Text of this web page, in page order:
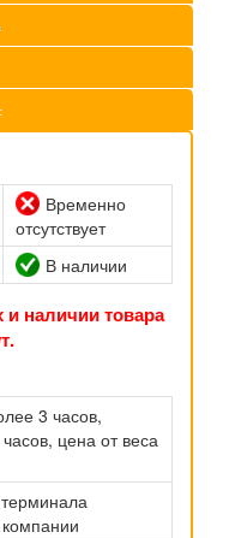
Временно
отсутствует
В наличии
наличии товара
3 часов,
цена от веса